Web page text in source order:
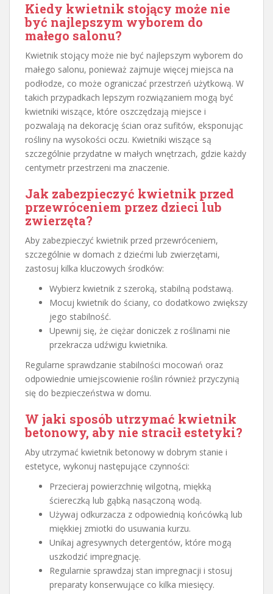
Kiedy kwietnik stojący może nie
być najlepszym wyborem do
małego salonu?
Kwietnik stojący może nie być najlepszym wyborem do
małego salonu, ponieważ zajmuje więcej miejsca na
podłodze, co może ograniczać przestrzeń użytkową. W
takich przypadkach lepszym rozwiązaniem mogą być
kwietniki wiszące, które oszczędzają miejsce i
pozwalają na dekorację ścian oraz sufitów, eksponując
rośliny na wysokości oczu. Kwietniki wiszące są
szczególnie przydatne w małych wnętrzach, gdzie każdy
centymetr przestrzeni ma znaczenie.
Jak zabezpieczyć kwietnik przed
przewróceniem przez dzieci lub
zwierzęta?
Aby zabezpieczyć kwietnik przed przewróceniem,
szczególnie w domach z dziećmi lub zwierzętami,
zastosuj kilka kluczowych środków:
Wybierz kwietnik z szeroką, stabilną podstawą.
Mocuj kwietnik do ściany, co dodatkowo zwiększy
jego stabilność.
Upewnij się, że ciężar doniczek z roślinami nie
przekracza udźwigu kwietnika.
Regularne sprawdzanie stabilności mocowań oraz
odpowiednie umiejscowienie roślin również przyczynią
się do bezpieczeństwa w domu.
W jaki sposób utrzymać kwietnik
betonowy, aby nie stracił estetyki?
Aby utrzymać kwietnik betonowy w dobrym stanie i
estetyce, wykonuj następujące czynności:
Przecieraj powierzchnię wilgotną, miękką
ściereczką lub gąbką nasączoną wodą.
Używaj odkurzacza z odpowiednią końcówką lub
miękkiej zmiotki do usuwania kurzu.
Unikaj agresywnych detergentów, które mogą
uszkodzić impregnację.
Regularnie sprawdzaj stan impregnacji i stosuj
preparaty konserwujące co kilka miesięcy.